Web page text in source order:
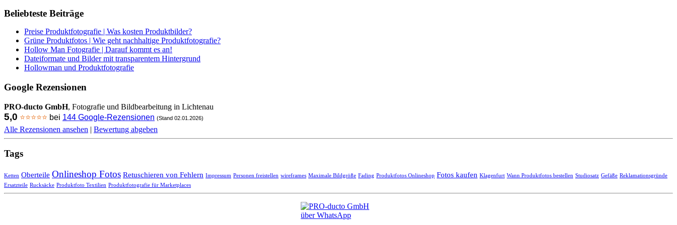
Beliebteste Beiträge
Preise Produktfotografie | Was kosten Produktbilder?
Grüne Produktfotos | Wie geht nachhaltige Produktfotografie?
Hollow Man Fotografie | Darauf kommt es an!
Dateiformate und Bilder mit transparentem Hintergrund
Hollowman und Produktfotografie
Google Rezensionen
PRO-ducto GmbH, Fotografie und Bildbearbeitung in Lichtenau
5,0 ⭐⭐⭐⭐⭐ bei 144 Google-Rezensionen (Stand 02.01.2026)
Alle Rezensionen ansehen | Bewertung abgeben
Tags
Ketten Oberteile Onlineshop Fotos Retuschieren von Fehlern Impressum Personen freistellen wireframes Maximale Bildgröße Fading Produktfotos Onlineshop Fotos kaufen Klagenfurt Wann Produktfotos bestellen Studiosatz Gefäße Reklamationsgründe
Ersatzteile Rucksäcke Produktfoto Textilien Produktfotografie für Marketplaces